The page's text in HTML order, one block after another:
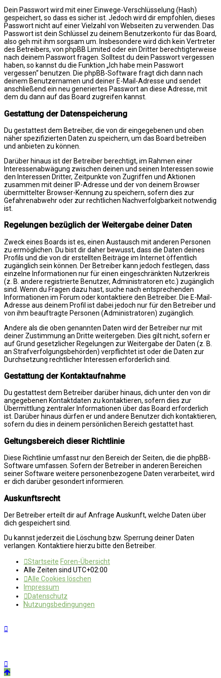
Dein Passwort wird mit einer Einwege-Verschlüsselung (Hash)
gespeichert, so dass es sicher ist. Jedoch wird dir empfohlen, dieses
Passwort nicht auf einer Vielzahl von Webseiten zu verwenden. Das
Passwort ist dein Schlüssel zu deinem Benutzerkonto für das Board,
also geh mit ihm sorgsam um. Insbesondere wird dich kein Vertreter
des Betreibers, von phpBB Limited oder ein Dritter berechtigterweise
nach deinem Passwort fragen. Solltest du dein Passwort vergessen
haben, so kannst du die Funktion „Ich habe mein Passwort
vergessen“ benutzen. Die phpBB-Software fragt dich dann nach
deinem Benutzernamen und deiner E-Mail-Adresse und sendet
anschließend ein neu generiertes Passwort an diese Adresse, mit
dem du dann auf das Board zugreifen kannst.
Gestattung der Datenspeicherung
Du gestattest dem Betreiber, die von dir eingegebenen und oben
näher spezifizierten Daten zu speichern, um das Board betreiben
und anbieten zu können.
Darüber hinaus ist der Betreiber berechtigt, im Rahmen einer
Interessenabwägung zwischen deinen und seinen Interessen sowie
den Interessen Dritter, Zeitpunkte von Zugriffen und Aktionen
zusammen mit deiner IP-Adresse und der von deinem Browser
übermittelter Browser-Kennung zu speichern, sofern dies zur
Gefahrenabwehr oder zur rechtlichen Nachverfolgbarkeit notwendig
ist.
Regelungen bezüglich der Weitergabe deiner Daten
Zweck eines Boards ist es, einen Austausch mit anderen Personen
zu ermöglichen. Du bist dir daher bewusst, dass die Daten deines
Profils und die von dir erstellten Beiträge im Internet öffentlich
zugänglich sein können. Der Betreiber kann jedoch festlegen, dass
einzelne Informationen nur für einen eingeschränkten Nutzerkreis
(z. B. andere registrierte Benutzer, Administratoren etc.) zugänglich
sind. Wenn du Fragen dazu hast, suche nach entsprechenden
Informationen im Forum oder kontaktiere den Betreiber. Die E-Mail-
Adresse aus deinem Profil ist dabei jedoch nur für den Betreiber und
von ihm beauftragte Personen (Administratoren) zugänglich.
Andere als die oben genannten Daten wird der Betreiber nur mit
deiner Zustimmung an Dritte weitergeben. Dies gilt nicht, sofern er
auf Grund gesetzlicher Regelungen zur Weitergabe der Daten (z. B.
an Strafverfolgungsbehörden) verpflichtet ist oder die Daten zur
Durchsetzung rechtlicher Interessen erforderlich sind.
Gestattung der Kontaktaufnahme
Du gestattest dem Betreiber darüber hinaus, dich unter den von dir
angegebenen Kontaktdaten zu kontaktieren, sofern dies zur
Übermittlung zentraler Informationen über das Board erforderlich
ist. Darüber hinaus dürfen er und andere Benutzer dich kontaktieren,
sofern du dies in deinem persönlichen Bereich gestattet hast.
Geltungsbereich dieser Richtlinie
Diese Richtlinie umfasst nur den Bereich der Seiten, die die phpBB-
Software umfassen. Sofern der Betreiber in anderen Bereichen
seiner Software weitere personenbezogene Daten verarbeitet, wird
er dich darüber gesondert informieren.
Auskunftsrecht
Der Betreiber erteilt dir auf Anfrage Auskunft, welche Daten über
dich gespeichert sind.
Du kannst jederzeit die Löschung bzw. Sperrung deiner Daten
verlangen. Kontaktiere hierzu bitte den Betreiber.
Startseite Foren-Übersicht
Alle Zeiten sind UTC+02:00
Alle Cookies löschen
Impressum
Datenschutz
Nutzungsbedingungen